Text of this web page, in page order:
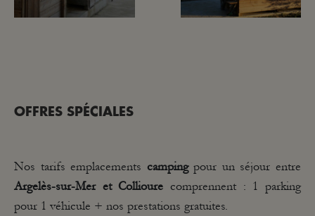
OFFRES SPÉCIALES
Nos tarifs emplacements campingpour un séjour entre
Argelès-sur-Mer et Collioure comprennent : 1 parking
pour 1 véhicule + nos prestations gratuites.